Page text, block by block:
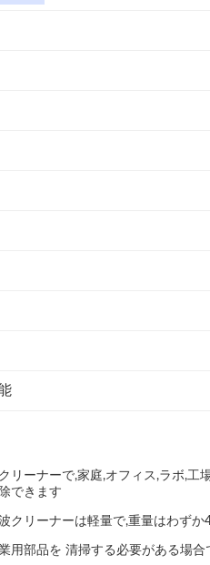
リーナーで,家庭,オフィス,ラボ,
できます
クリーナーは軽量で,重量はわず
用部品を 清掃する必要がある場